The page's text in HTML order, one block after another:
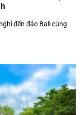
đến đảo Bali cùng